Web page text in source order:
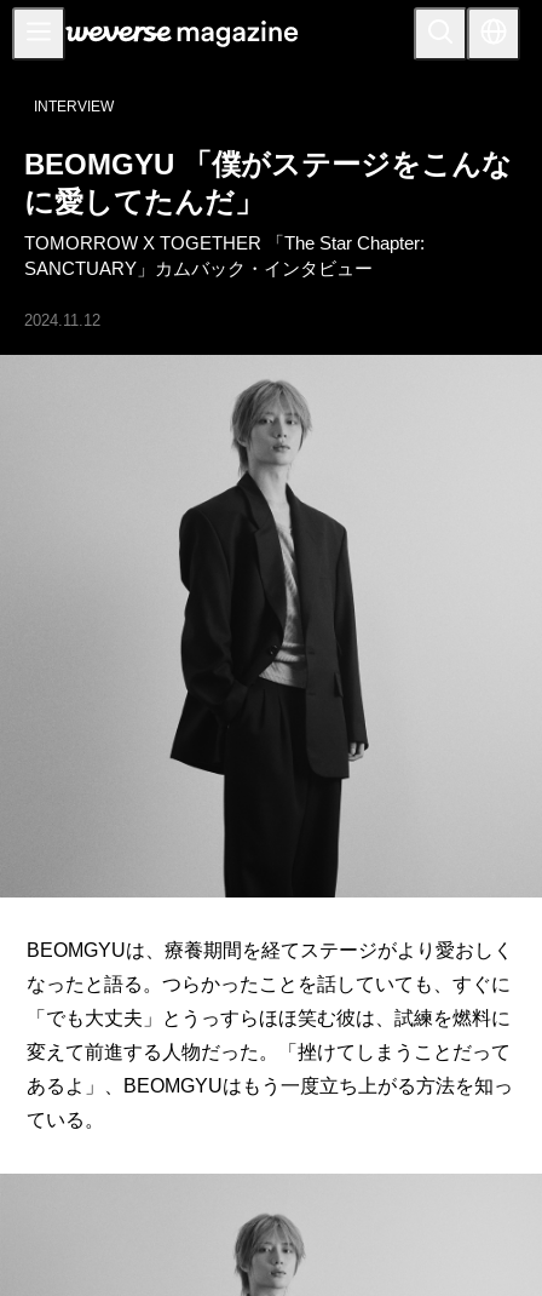
お知らせ
FEATURE
INTERVIEW
REVIEW
INTERVIEW
BEOMGYU 「僕がステージをこんな
に愛してたんだ」
TOMORROW X TOGETHER 「The Star Chapter:
SANCTUARY」カムバック・インタビュー
2024.11.12
BEOMGYUは、療養期間を経てステージがより愛おしく
なったと語る。つらかったことを話していても、すぐに
「でも大丈夫」とうっすらほほ笑む彼は、試練を燃料に
変えて前進する人物だった。「挫けてしまうことだって
あるよ」、BEOMGYUはもう一度立ち上がる方法を知っ
ている。